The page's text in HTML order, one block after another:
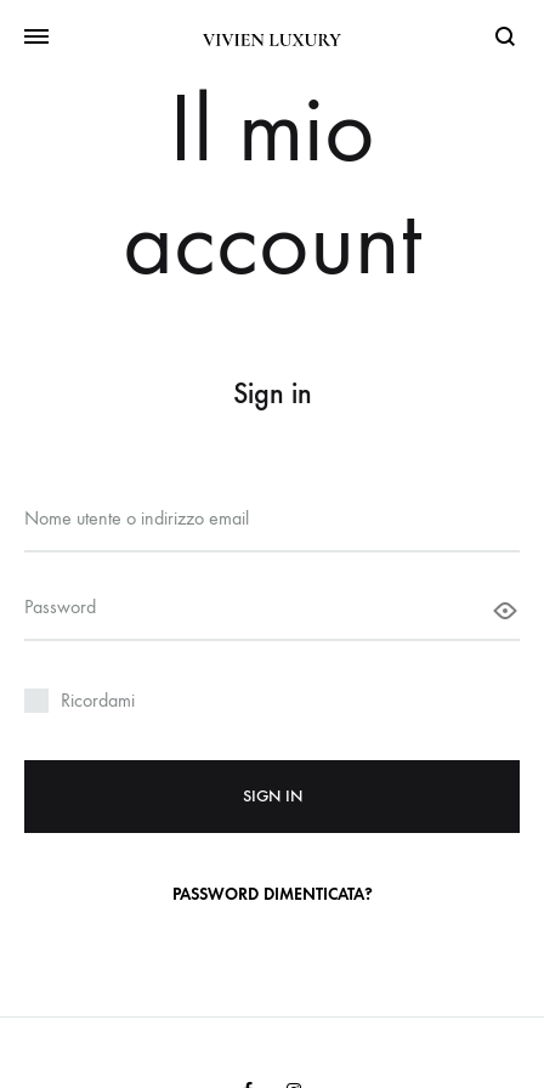
Il mio
account
Sign in
Nome utente o indirizzo email
Password
Ricordami
SIGN IN
PASSWORD DIMENTICATA?